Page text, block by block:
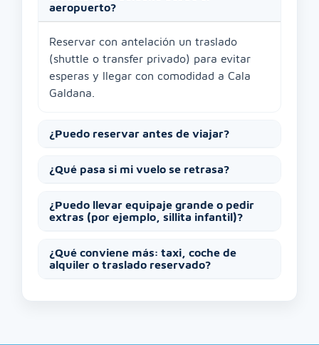
aeropuerto?
Reservar con antelación un traslado
(shuttle o transfer privado) para evitar
esperas y llegar con comodidad a Cala
Galdana.
¿Puedo reservar antes de viajar?
¿Qué pasa si mi vuelo se retrasa?
¿Puedo llevar equipaje grande o pedir
extras (por ejemplo, sillita infantil)?
¿Qué conviene más: taxi, coche de
alquiler o traslado reservado?